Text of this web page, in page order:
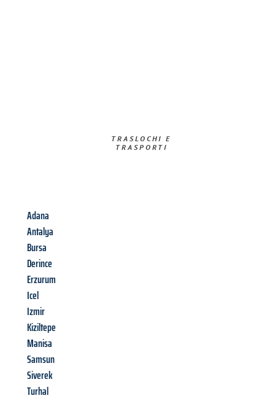
TRASLOCHI E
TRASPORTI​
Adana
Antalya
Bursa
Derince
Erzurum
Icel
Izmir
Kiziltepe
Manisa
Samsun
Siverek
Turhal